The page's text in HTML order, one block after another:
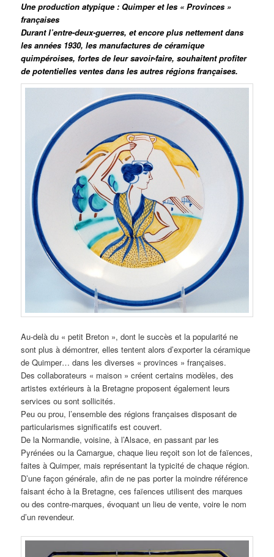
Une production atypique : Quimper et les « Provinces »
françaises
Durant l’entre-deux-guerres, et encore plus nettement dans
les années 1930, les manufactures de céramique
quimpéroises, fortes de leur savoir-faire, souhaitent profiter
de potentielles ventes dans les autres régions françaises.
Au-delà du « petit Breton », dont le succès et la popularité ne
sont plus à démontrer, elles tentent alors d’exporter la céramique
de Quimper… dans les diverses « provinces » françaises.
Des collaborateurs « maison » créent certains modèles, des
artistes extérieurs à la Bretagne proposent également leurs
services ou sont sollicités.
Peu ou prou, l’ensemble des régions françaises disposant de
particularismes significatifs est couvert.
De la Normandie, voisine, à l’Alsace, en passant par les
Pyrénées ou la Camargue, chaque lieu reçoit son lot de faïences,
faites à Quimper, mais représentant la typicité de chaque région.
D’une façon générale, afin de ne pas porter la moindre référence
faisant écho à la Bretagne, ces faïences utilisent des marques
ou des contre-marques, évoquant un lieu de vente, voire le nom
d’un revendeur.